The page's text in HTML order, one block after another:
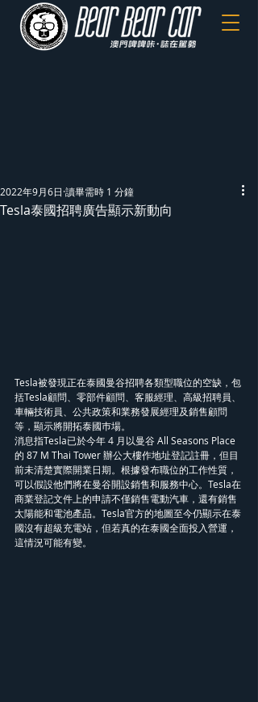
Tesla泰國招聘廣告顯示新動向
2022年9月6日 讀畢需時 1 分鐘
Tesla被發現正在泰國曼谷招聘各類型職位的空缺，包
括Tesla顧問、零部件顧問、客服經理、高級招聘員、
車輛技術員、公共政策和業務發展經理及銷售顧問
等，顯示將開拓泰國巿場。
消息指Tesla已於今年 4 月以曼谷 All Seasons Place
的 87 M Thai Tower 辦公大樓作地址登記註冊，但目
前未清楚實際開業日期。根據發布職位的工作性質，
可以假設他們將在曼谷開設銷售和服務中心。Tesla在
商業登記文件上的申請不僅銷售電動汽車，還有銷售
太陽能和電池產品。Tesla官方的地圖至今仍顯示在泰
國沒有超級充電站，但若真的在泰國全面投入營運，
這情況可能有變。